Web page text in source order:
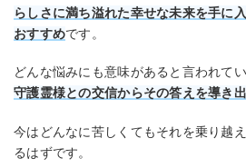
らしさに満ち溢れた幸せな未来を手に
おすすめです。
どんな悩みにも意味があると言われて
守護霊様との交信からその答えを導き
今はどんなに苦しくてもそれを乗り越
るはずです。